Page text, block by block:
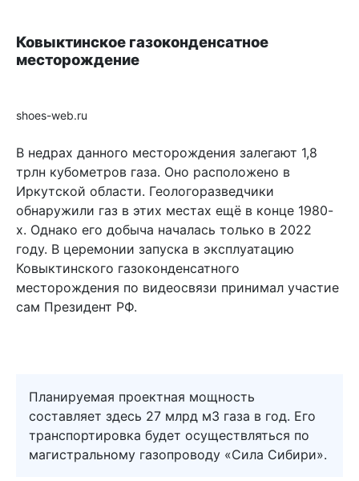
Ковыктинское газоконденсатное
месторождение
shoes-web.ru
В недрах данного месторождения залегают 1,8
трлн кубометров газа. Оно расположено в
Иркутской области. Геологоразведчики
обнаружили газ в этих местах ещё в конце 1980-
х. Однако его добыча началась только в 2022
году. В церемонии запуска в эксплуатацию
Ковыктинского газоконденсатного
месторождения по видеосвязи принимал участие
сам Президент РФ.
Планируемая проектная мощность
составляет здесь 27 млрд м3 газа в год. Его
транспортировка будет осуществляться по
магистральному газопроводу «Сила Сибири».